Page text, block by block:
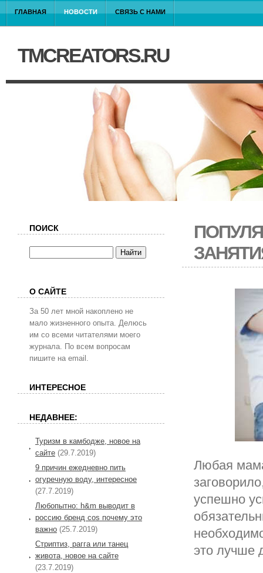
ГЛАВНАЯ НОВОСТИ СВЯЗЬ С НАМИ
TMCREATORS.RU
Любая
успешно
это лучше
ПОИСК
О САЙТЕ
За 50 лет мной накоплено не
мало жизненного опыта. Делюсь
им со всеми читателями моего
журнала. По всем вопросам
пишите на email.
ИНТЕРЕСНОЕ
НЕДАВНЕЕ:
Туризм в камбодже, новое на
сайте (29.7.2019)
9 причин ежедневно пить
огуречную воду, интересное
(27.7.2019)
Любопытно: h&m выводит в
россию бренд cos почему это
важно (25.7.2019)
Стриптиз, рагга или танец
живота, новое на сайте
(23.7.2019)